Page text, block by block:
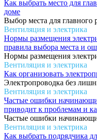
Как выбрать место для
доме
Выбор места для главного
Вентиляция и электрика
Нормы размещения
правила выбора места и
Нормы размещения
Вентиляция и электрика
Как организовать
Электропроводка без
Вентиляция и электрика
Частые ошибки
приводит к проблемам и
Частые ошибки
Вентиляция и электрика
Как выбрать подрядчика